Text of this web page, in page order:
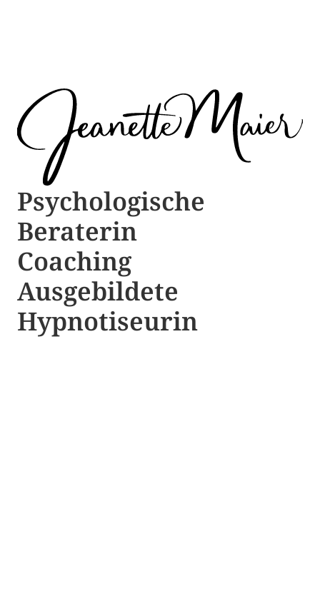
Psychologische ​​
Beraterin
Coaching
Ausgebildete​ ​
Hypnotiseurin